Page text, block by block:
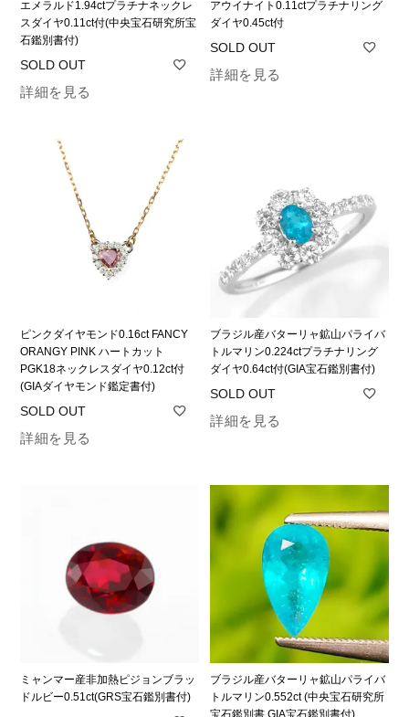
エメラルド1.94ctプラチナネックレ
スダイヤ0.11ct付(中央宝石研究所宝
石鑑別書付)
詳細を見る
アウイナイト0.11ctプラチナリング
ダイヤ0.45ct付
詳細を見る
ピンクダイヤモンド0.16ct FANCY
ORANGY PINK ハートカット
PGK18ネックレスダイヤ0.12ct付
(GIAダイヤモンド鑑定書付)
詳細を見る
ブラジル産バターリャ鉱山パライバ
トルマリン0.224ctプラチナリング
ダイヤ0.64ct付(GIA宝石鑑別書付)
詳細を見る
ミャンマー産非加熱ピジョンブラッ
ドルビー0.51ct(GRS宝石鑑別書付)
ブラジル産バターリャ鉱山パライバ
トルマリン0.552ct (中央宝石研究所